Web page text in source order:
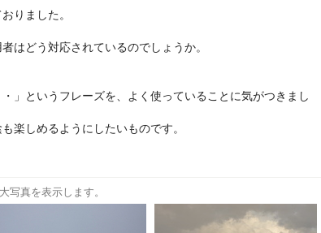
りました。
はどう対応されているのでしょうか。
」というフレーズを、よく使っていることに気がつきまし
楽しめるようにしたいものです。
写真を表示します。